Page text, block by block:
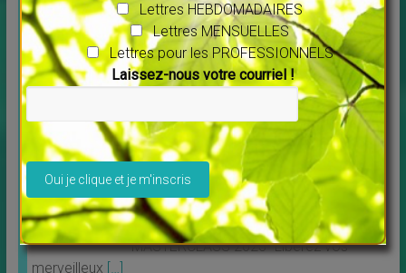
Projection vibratoire spirituelle Une
formation unique au monde
↳FORMATIONS EN LIGNE
Projection vibratoire spirituelle Une
MASTERCLASS 2023 “Libérez vos
merveilleux potentiels” et développez
votre Médiumnité
↳FORMATIONS EN LIGNE
MASTERCLASS 2023 “Libérez vos
merveilleux […]
Lettres HEBDOMADAIRES
Lettres MENSUELLES
Lettres pour les PROFESSIONNELS
Laissez-nous votre courriel !
Veuillez laisser ce champ vide.